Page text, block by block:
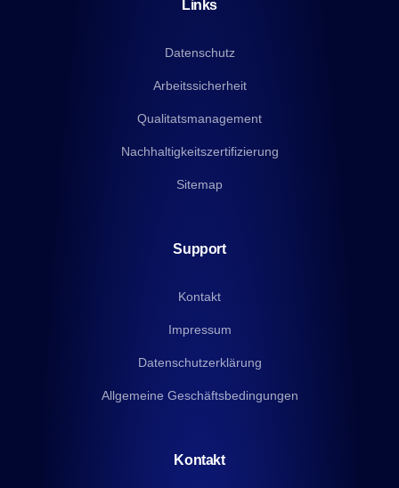
Links
Datenschutz
Arbeitssicherheit
Qualitatsmanagement
Nachhaltigkeitszertifizierung
Sitemap
Support
Kontakt
Impressum
Datenschutzerklärung
Allgemeine Geschäftsbedingungen
Kontakt